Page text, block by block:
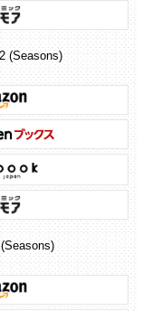
(Seasons)